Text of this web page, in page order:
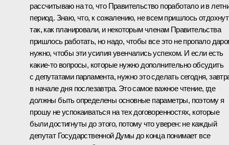
рассчитываю на то, что Правительство поработало и в
период. Знаю, что, к сожалению, не всем пришлось
так, как планировали, и некоторым членам Правительства
пришлось работать, но надо, чтобы все это не пропало
нужно, чтобы эти усилия увенчались успехом. И если есть
какие‑то вопросы, которые нужно дополнительно обсудить
с депутатами парламента, нужно это сделать сегодня,
в начале дня послезавтра. Это самое важное чтение, где
должны быть определены основные параметры, поэтому я
прошу не успокаиваться на тех договоренностях, которые
были достигнуты до этого, потому что уверен: не каждый
депутат Государственной Думы до конца понимает все